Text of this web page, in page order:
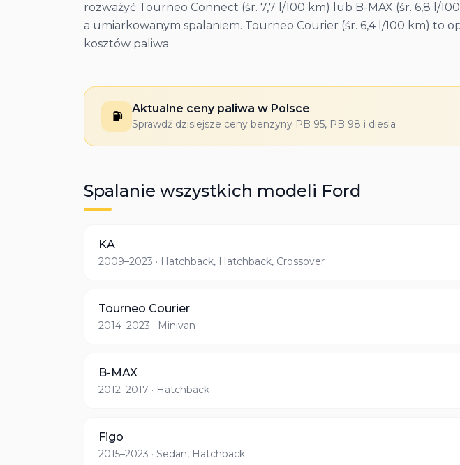
rozważyć Tourneo Connect (śr. 7,7 l/100 km) lub B-MAX (śr. 6,8 l/
a umiarkowanym spalaniem. Tourneo Courier (śr. 6,4 l/100 km) to
kosztów paliwa.
⛽ Aktualne ceny paliwa w Polsce
Sprawdź dzisiejsze ceny benzyny PB 95, PB 98 i diesla
Spalanie wszystkich modeli Ford
KA
2009–2023 · Hatchback, Hatchback, Crossover
Tourneo Courier
2014–2023 · Minivan
B-MAX
2012–2017 · Hatchback
Figo
2015–2023 · Sedan, Hatchback